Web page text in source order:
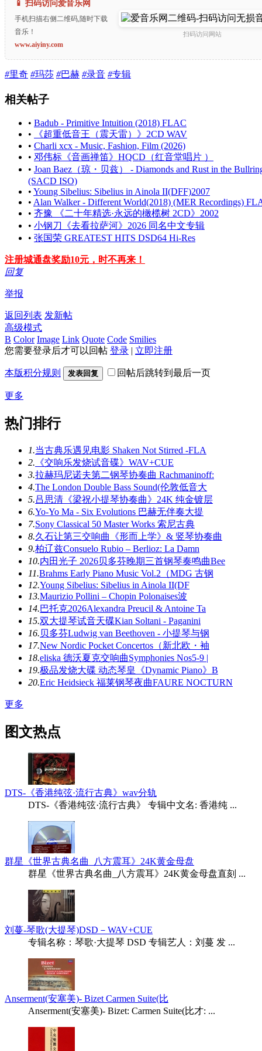
📱 扫码访问爱音乐网
手机扫描右侧二维码,随时下载
音乐！
www.aiyiny.com
扫码访问网站
#里奇 #玛莎 #巴赫 #录音 #专辑
相关帖子
• Badub - Primitive Intuition (2018) FLAC
•
《超重低音王（震天雷）》2CD WAV
• Charli xcx - Music, Fashion, Film (2026)
• 邓伟标《音画禅笛》HQCD（红音堂唱片 ）
• Joan Baez（琼・贝兹） - Diamonds and Rust in the
(SACD ISO)
• Young Sibelius: Sibelius in Ainola II(DFF)2007
• Alan Walker - Different World(2018) (MER Recordings)
• 齐豫 《二十年精选·永远的橄榄树 2CD》2002
• 小钢刀《去看拉萨河》2026 同名中文专辑
• 张国荣 GREATEST HITS DSD64 Hi-Res
注册城通盘奖励10元，时不再来！
回复
举报
返回列表 发新帖
高级模式
B Color Image Link Quote Code Smilies
您需要登录后才可以回帖 登录 | 立即注册
本版积分规则 发表回复 回帖后跳转到最后一页
更多
热门排行
1.当古典乐遇见电影 Shaken Not Stirred -FLA
2. 《交响乐发烧试音碟》WAV+CUE
3.拉赫玛尼诺夫第二钢琴协奏曲 Rachmaninoff:
4.The London Double Bass Sound(伦敦低音大
5.吕思清《梁祝小提琴协奏曲》24K 纯金镀层
6.Yo-Yo Ma - Six Evolutions 巴赫无伴奏大提
7.Sony Classical 50 Master Works 索尼古典
8.久石让第三交响曲《形而上学》& 竖琴协奏曲
9.柏辽兹Consuelo Rubio – Berlioz: La Damn
10.内田光子 2026贝多芬晚期三首钢琴奏鸣曲Bee
11.Brahms Early Piano Music Vol.2（MDG 古钢
12.Young Sibelius: Sibelius in Ainola II(DF
13.Maurizio Pollini – Chopin Polonaises波
14.巴托克2026Alexandra Preucil & Antoine Ta
15.双大提琴试音天碟Kian Soltani - Paganini
16.贝多芬Ludwig van Beethoven - 小提琴与钢
17.New Nordic Pocket Concertos（新北欧・袖
18.eliska 德沃夏克交响曲Symphonies Nos5-9 |
19.极品发烧大碟 动态琴皇《Dynamic Piano》B
20.Eric Heidsieck 福莱钢琴夜曲FAURE NOCTURN
更多
图文热点
DTS-《香港纯弦·流行古典》wav分轨
DTS-《香港纯弦·流行古典》 专辑中文名: 香港纯 ...
群星《世界古典名曲_八方震耳》24K黄金母盘
群星《世界古典名曲_八方震耳》24K黄金母盘直刻 ...
刘蔓-琴歌(大提琴)DSD－WAV+CUE
专辑名称：琴歌·大提琴 DSD 专辑艺人：刘蔓 发 ...
Anserment(安塞美)- Bizet Carmen Suite(比
Anserment(安塞美)- Bizet: Carmen Suite(比才: ...